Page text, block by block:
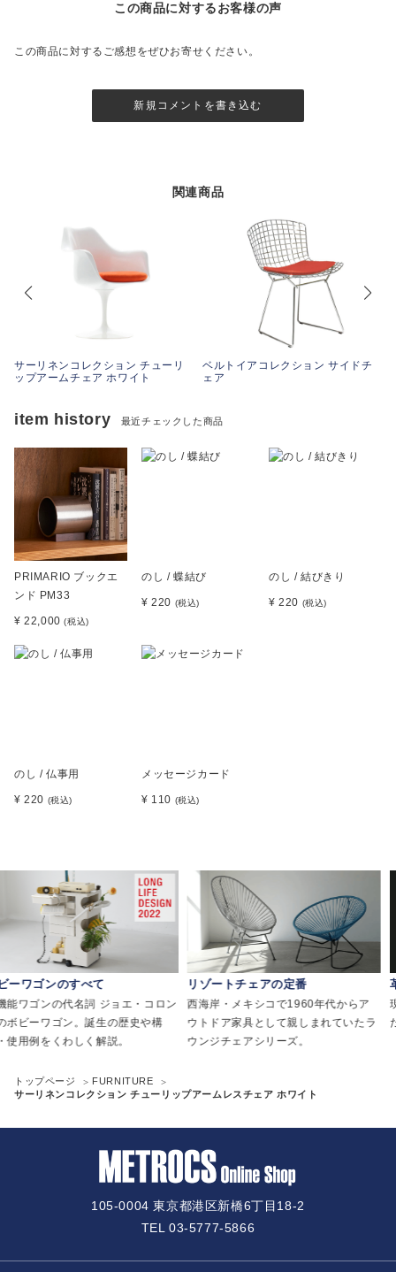
この商品に対するお客様の声
この商品に対するご感想をぜひお寄せください。
新規コメントを書き込む
関連商品
サーリネンコレクション チューリ
ップアームチェア ホワイト
ベルトイアコレクション サイドチ
ェア
item history 最近チェックした商品
PRIMARIO ブックエ
ンド PM33
¥ 22,000(税込)
のし / 蝶結び
¥ 220 (税込)
のし / 結びきり
¥ 220 (税込)
のし / 仏事用
¥ 220 (税込)
メッセージカード
¥ 110 (税込)
て
ジョエ・コロン
生の歴史や構
解説。
リゾートチェアの定番
西海岸・メキシコで1960年代からア
ウトドア家具として親しまれていたラ
ウンジチェアシリーズ。
革命をもたらし
現代の折りたた
た、MoMAにも
トップページ
FURNITURE
サーリネンコレクション チューリップアームレスチェア ホワイト
105-0004 東京都港区新橋6丁目18-2
TEL 03-5777-5866